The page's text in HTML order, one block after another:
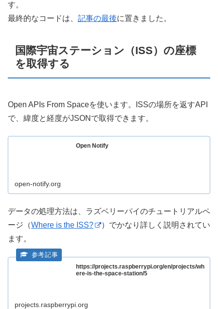
す。
最終的なコードは、 記事の最後に置きました。
国際宇宙ステーション（ISS）の座標
を取得する
Open APIs From Spaceを使います。ISSの場所を返すAPI
で、緯度と経度がJSONで取得できます。
Open Notify
open-notify.org
データの処理方法は、ラズベリーパイのチュートリアルペ
ージ（Where is the ISS?
）でかなり詳しく説明されてい
ます。
https://projects.raspberrypi.org/en/projects/wh
ere-is-the-space-station/5
projects.raspberrypi.org